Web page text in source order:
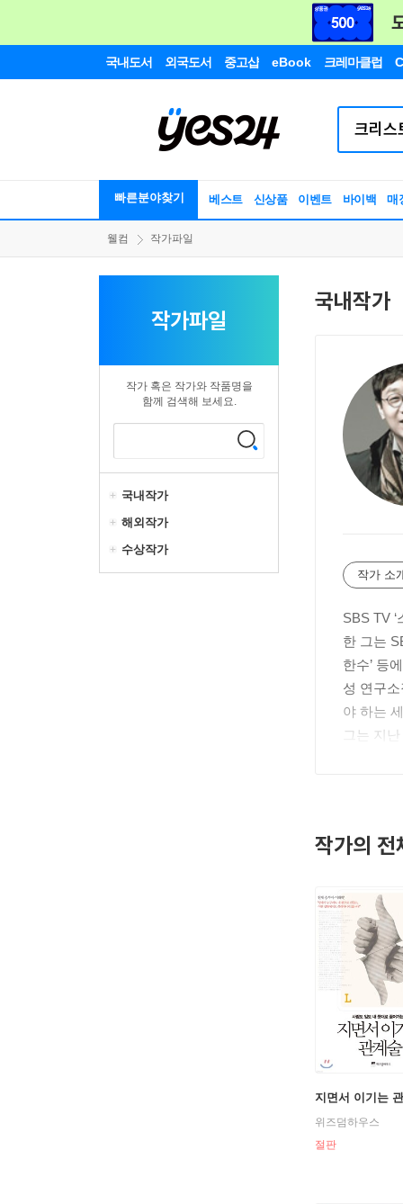
국내도서 외국도서 중고샵 eBook 크레마클럽
빠른분야찾기 베스트 신상품 이벤트 바이백 매
웰컴 작가파일
작가파일
작가 혹은 작가와 작품명을
함께 검색해 보세요.
국내작가
해외작가
수상작가
국내작가
작가 소
SBS TV
한 그는
한수’ 등
성 연구
야 하는
그는 지
작가의 전
지면서 이기는
위즈덤하우스
절판